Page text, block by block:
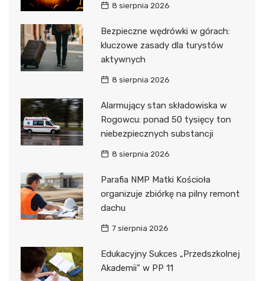
8 sierpnia 2026
Bezpieczne wędrówki w górach:
kluczowe zasady dla turystów
aktywnych
8 sierpnia 2026
Alarmujący stan składowiska w
Rogowcu: ponad 50 tysięcy ton
niebezpiecznych substancji
8 sierpnia 2026
Parafia NMP Matki Kościoła
organizuje zbiórkę na pilny remont
dachu
7 sierpnia 2026
Edukacyjny Sukces „Przedszkolnej
Akademii” w PP 11